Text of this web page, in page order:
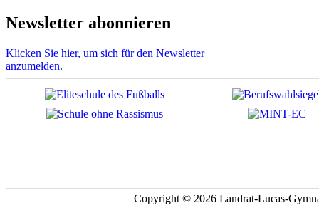
Newsletter abonnieren
Klicken Sie hier, um sich für den Newsletter
anzumelden.
Copyright © 2026 Landrat-Lucas-